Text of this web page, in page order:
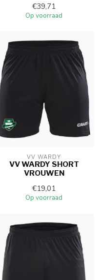
€39,71
Op voorraad
VV WARDY
VV WARDY SHORT
VROUWEN
€19,01
Op voorraad